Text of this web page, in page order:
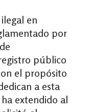
en
por
público
el propósito
a esta
extendido al